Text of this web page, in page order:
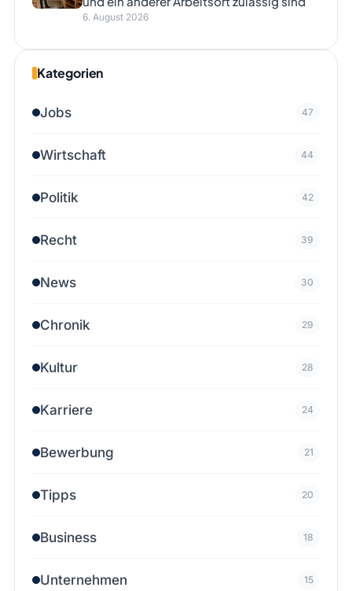
6. August 2026
Kategorien
Jobs 47
Wirtschaft 44
Politik 42
Recht 39
News 30
Chronik 29
Kultur 28
Karriere 24
Bewerbung 21
Tipps 20
Business 18
Unternehmen 15